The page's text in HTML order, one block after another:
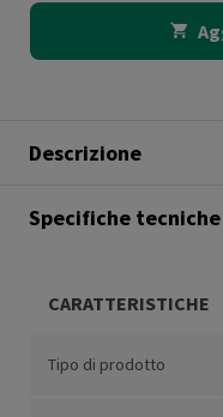
Descrizione
Specifiche tecniche
CARATTERISTICHE
Tipo di prodotto